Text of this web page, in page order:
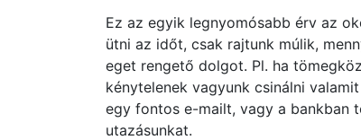
Ez az egyik legnyomósabb érv az
ütni az időt, csak rajtunk múlik,
eget rengető dolgot. Pl. ha
kénytelenek vagyunk csinálni
egy fontos e-mailt, vagy a bankban
utazásunkat.